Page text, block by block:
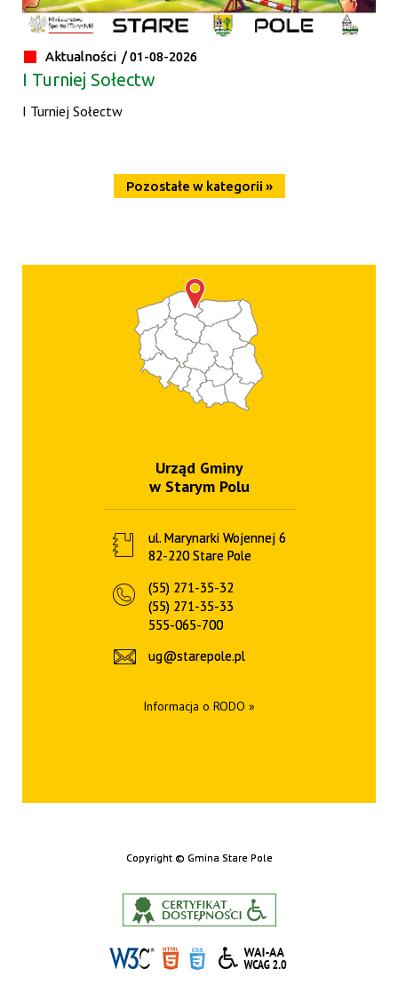
Aktualności /01-08-2026
I Turniej Sołectw
I Turniej Sołectw
Pozostałe w kategorii »
Urząd Gminy
w Starym Polu
ul. Marynarki Wojennej 6
82-220 Stare Pole
(55) 271-35-32
(55) 271-35-33
555-065-700
ug@starepole.pl
Informacja o RODO »
Copyright © Gmina Stare Pole